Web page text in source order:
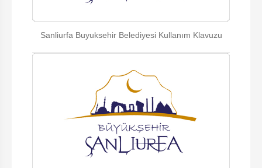
Sanliurfa Buyuksehir Belediyesi Kullanım Klavuzu